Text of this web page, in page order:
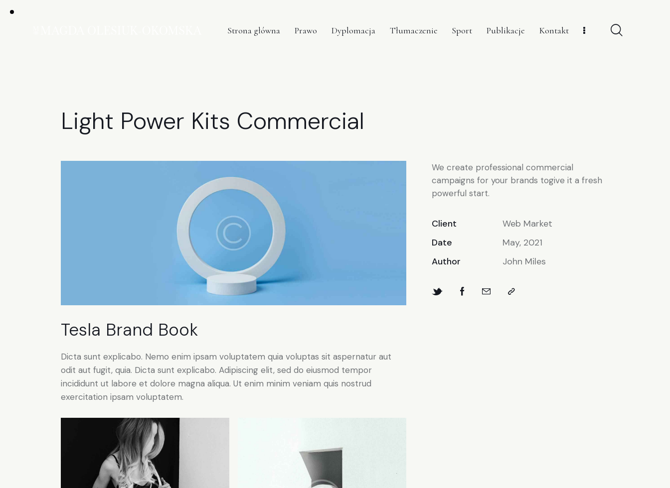
Strona główna Prawo Dyplomacja Tłumaczenie Sport Publikacje Kontakt
Light Power Kits Commercial
Tesla Brand Book
Dicta sunt explicabo. Nemo enim ipsam voluptatem quia voluptas sit aspernatur aut
odit aut fugit, quia. Dicta sunt explicabo. Adipiscing elit, sed do eiusmod tempor
incididunt ut labore et dolore magna aliqua. Ut enim minim veniam quis nostrud
exercitation ipsam voluptatem.
We create professional commercial
campaigns for your brands togive it a fresh
powerful start.
Client
Web Market
Date
May, 2021
Author
John Miles